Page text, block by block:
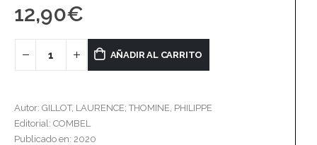
12,90€
AÑADIR AL CARRITO
Autor: GILLOT, LAURENCE; THOMINE, PHILIPPE
Editorial: COMBEL
Publicado en: 2020